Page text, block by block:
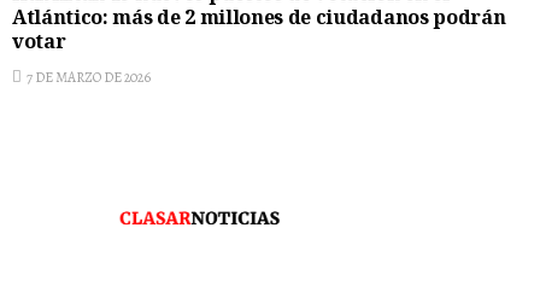
Atlántico: más de 2 millones de ciudadanos podrán
votar
7 DE MARZO DE 2026